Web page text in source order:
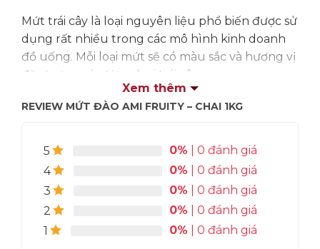
Mứt trái cây là loại nguyên liệu phổ biến được sử
dụng rất nhiều trong các mô hình kinh doanh
đồ uống. Mỗi loại mứt sẽ có màu sắc và hương vị
đặc trưng của từng loại trái cây.
là 1 sản phẩm tâm huyết của đội
ngũ tập thể nhân viên Thực Phẩm Plaza ấp ủ,
với các tiêu chí:
– Sản phẩm mang trong mình hương vị tự nhiên
của trái cây.
– Được sản xuất trên dây chuyền hiện đại bậc
nhất tại Việt Nam theo tiêu chí “Người Việt Nam
ưu tiên dùng hàng Việt Nam”
Xem thêm
REVIEW MỨT ĐÀO AMI FRUITY – CHAI 1KG
5 0% | 0 đánh giá
4
0% | 0 đánh giá
3
0% | 0 đánh giá
2
0% | 0 đánh giá
1
0% | 0 đánh giá